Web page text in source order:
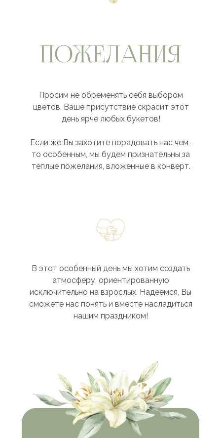
Просим не обременять себя выбором
цветов, Ваше присутствие скрасит этот
день ярче любых букетов!
Если же Вы захотите порадовать нас чем-
то особенным, мы будем признательны за
теплые пожелания, вложенные в конверт.
В этот особенный день мы хотим создать
атмосферу, ориентированную
исключительно на взрослых. Надеемся, Вы
сможете нас понять и вместе насладиться
нашим праздником!